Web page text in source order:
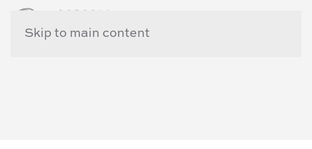
Skip to main content